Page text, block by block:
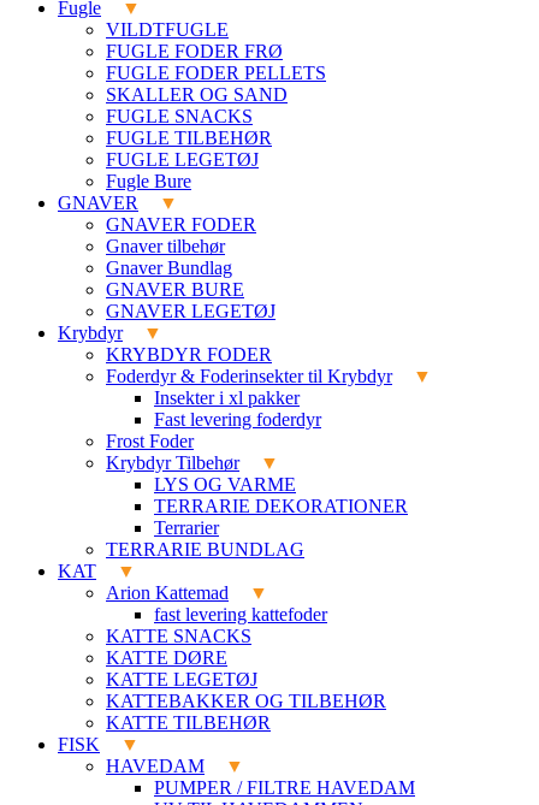
Fugle
VILDTFUGLE
FUGLE FODER FRØ
FUGLE FODER PELLETS
SKALLER OG SAND
FUGLE SNACKS
FUGLE TILBEHØR
FUGLE LEGETØJ
Fugle Bure
GNAVER
GNAVER FODER
Gnaver tilbehør
Gnaver Bundlag
GNAVER BURE
GNAVER LEGETØJ
Krybdyr
KRYBDYR FODER
Foderdyr & Foderinsekter til Krybdyr
Insekter i xl pakker
Fast levering foderdyr
Frost Foder
Krybdyr Tilbehør
LYS OG VARME
TERRARIE DEKORATIONER
Terrarier
TERRARIE BUNDLAG
KAT
Arion Kattemad
fast levering kattefoder
KATTE SNACKS
KATTE DØRE
KATTE LEGETØJ
KATTEBAKKER OG TILBEHØR
KATTE TILBEHØR
FISK
HAVEDAM
PUMPER / FILTRE HAVEDAM